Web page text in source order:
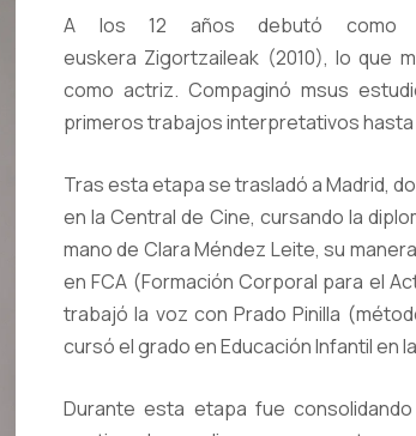
A los 12 años debutó como
euskera Zigortzaileak (2010), lo que
como actriz. Compaginó msus
primeros trabajos interpretativos
Tras esta etapa se trasladó a Madrid,
en la Central de Cine, cursando la
mano de Clara Méndez Leite, su
en FCA (Formación Corporal para el
trabajó la voz con Prado Pinilla
cursó el grado en Educación Infantil en
Durante esta etapa fue